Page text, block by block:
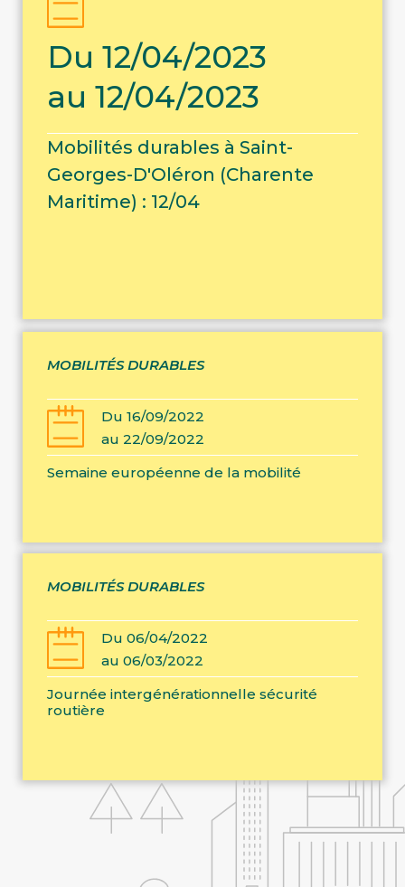
Du 12/04/2023
au 12/04/2023
Mobilités durables à Saint-
Georges-D'Oléron (Charente
Maritime) : 12/04
MOBILITÉS DURABLES
Du 16/09/2022
au 22/09/2022
Semaine européenne de la mobilité
MOBILITÉS DURABLES
Du 06/04/2022
au 06/03/2022
Journée intergénérationnelle sécurité
routière